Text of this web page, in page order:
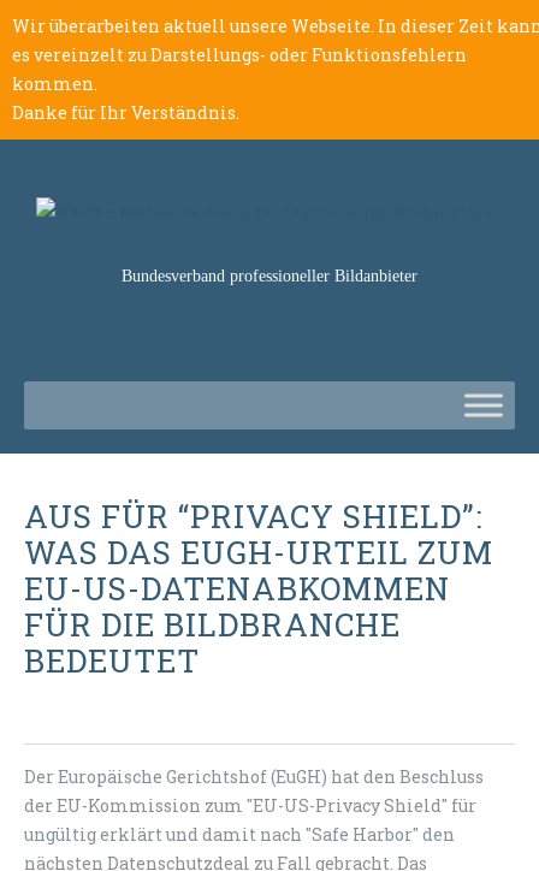
Wir überarbeiten aktuell unsere Webseite. In dieser Zeit
es vereinzelt zu Darstellungs- oder Funktionsfehlern
kommen.
Danke für Ihr Verständnis.
Bundesverband professioneller Bildanbieter
AUS FÜR “PRIVACY SHIELD”:
WAS DAS EUGH-URTEIL ZUM
EU-US-DATENABKOMMEN
FÜR DIE BILDBRANCHE
BEDEUTET
Der Europäische Gerichtshof (EuGH) hat den Beschluss
der EU-Kommission zum "EU-US-Privacy Shield" für
ungültig erklärt und damit nach "Safe Harbor" den
nächsten Datenschutzdeal zu Fall gebracht. Das